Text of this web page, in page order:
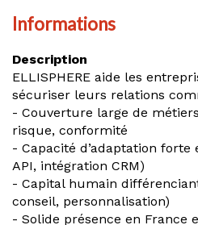
Informations
Description
ELLISPHERE aide les
sécuriser leurs relations
- Couverture large de
risque, conformité
- Capacité d’adaptation forte
API, intégration CRM)
- Capital humain
conseil, personnalisation)
- Solide présence en France